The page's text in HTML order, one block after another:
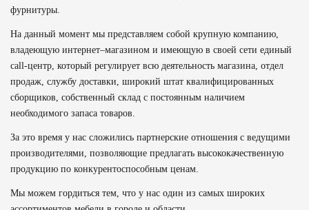
фурнитуры.
На данный момент мы представляем собой крупную компанию,
владеющую интернет–магазином и имеющую в своей сети единый
call-центр, который регулирует всю деятельность магазина, отдел
продаж, службу доставки, широкий штат квалифицированных
сборщиков, собственный склад c постоянным наличием
необходимого запаса товаров.
За это время у нас сложились партнерские отношения с ведущими
производителями, позволяющие предлагать высококачественную
продукцию по конкурентоспособным ценам.
Мы можем гордиться тем, что у нас один из самых широких